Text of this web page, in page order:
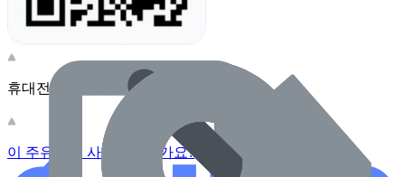
휴대전화 카메라로 찍어보세요
이 주유소의 사장님이신가요?